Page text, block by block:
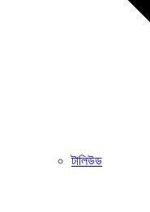
টালিউড